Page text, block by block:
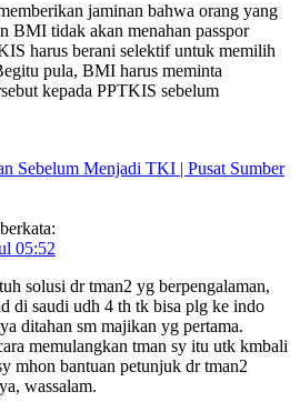
jaminan bahwa orang yang
BMI tidak akan menahan passpor
harus berani selektif untuk memilih
pula, BMI harus meminta
kepada PPTKIS sebelum
Sebelum Menjadi TKI | Pusat Sumber
berkata:
05:52
solusi dr tman2 yg berpengalaman,
di saudi udh 4 th tk bisa plg ke indo
ditahan sm majikan yg pertama.
memulangkan tman sy itu utk kmbali
mhon bantuan petunjuk dr tman2
wassalam.